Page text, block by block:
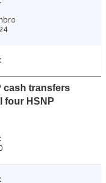
cash transfers
four HSNP